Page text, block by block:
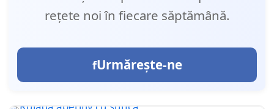
rețete noi în fiecare săptămână.
Urmărește-ne